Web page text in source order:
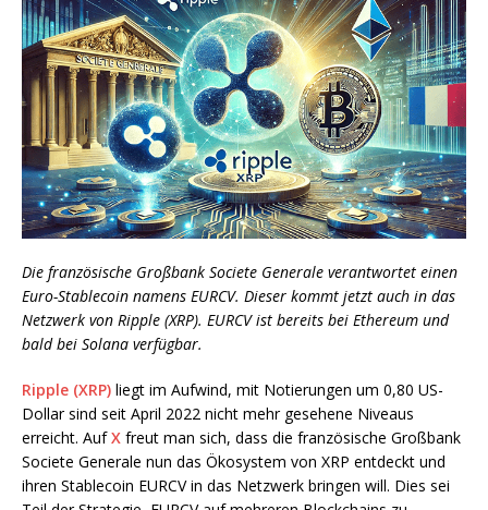
Die französische Großbank Societe Generale verantwortet einen
Euro-Stablecoin namens EURCV. Dieser kommt jetzt auch in das
Netzwerk von Ripple (XRP). EURCV ist bereits bei Ethereum und
bald bei Solana verfügbar.
Ripple (XRP) liegt im Aufwind, mit Notierungen um 0,80 US-
Dollar sind seit April 2022 nicht mehr gesehene Niveaus
erreicht. AufX freut man sich, dass die französische Großbank
Societe Generale nun das Ökosystem von XRP entdeckt und
ihren Stablecoin EURCV in das Netzwerk bringen will. Dies sei